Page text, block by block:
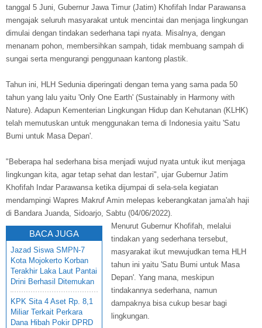
tanggal 5 Juni, Gubernur Jawa Timur (Jatim) Khofifah Indar Parawansa
mengajak seluruh masyarakat untuk mencintai dan menjaga lingkungan
dimulai dengan tindakan sederhana tapi nyata. Misalnya, dengan
menanam pohon, membersihkan sampah, tidak membuang sampah di
sungai serta mengurangi penggunaan kantong plastik.
Tahun ini, HLH Sedunia diperingati dengan tema yang sama pada 50
tahun yang lalu yaitu 'Only One Earth' (Sustainably in Harmony with
Nature). Adapun Kementerian Lingkungan Hidup dan Kehutanan (KLHK)
telah memutuskan untuk menggunakan tema di Indonesia yaitu 'Satu
Bumi untuk Masa Depan'.
"Beberapa hal sederhana bisa menjadi wujud nyata untuk ikut menjaga
lingkungan kita, agar tetap sehat dan lestari", ujar Gubernur Jatim
Khofifah Indar Parawansa ketika dijumpai di sela-sela kegiatan
mendampingi Wapres Makruf Amin melepas keberangkatan jama'ah haji
di Bandara Juanda, Sidoarjo, Sabtu (04/06/2022).
BACA JUGA
Jazad Siswa SMPN-7
Kota Mojokerto Korban
Terakhir Laka Laut Pantai
Drini Berhasil Ditemukan
KPK Sita 4 Aset Rp. 8,1
Miliar Terkait Perkara
Dana Hibah Pokir DPRD
Menurut Gubernur Khofifah, melalui
tindakan yang sederhana tersebut,
masyarakat ikut mewujudkan tema HLH
tahun ini yaitu 'Satu Bumi untuk Masa
Depan'. Yang mana, meskipun
tindakannya sederhana, namun
dampaknya bisa cukup besar bagi
lingkungan.